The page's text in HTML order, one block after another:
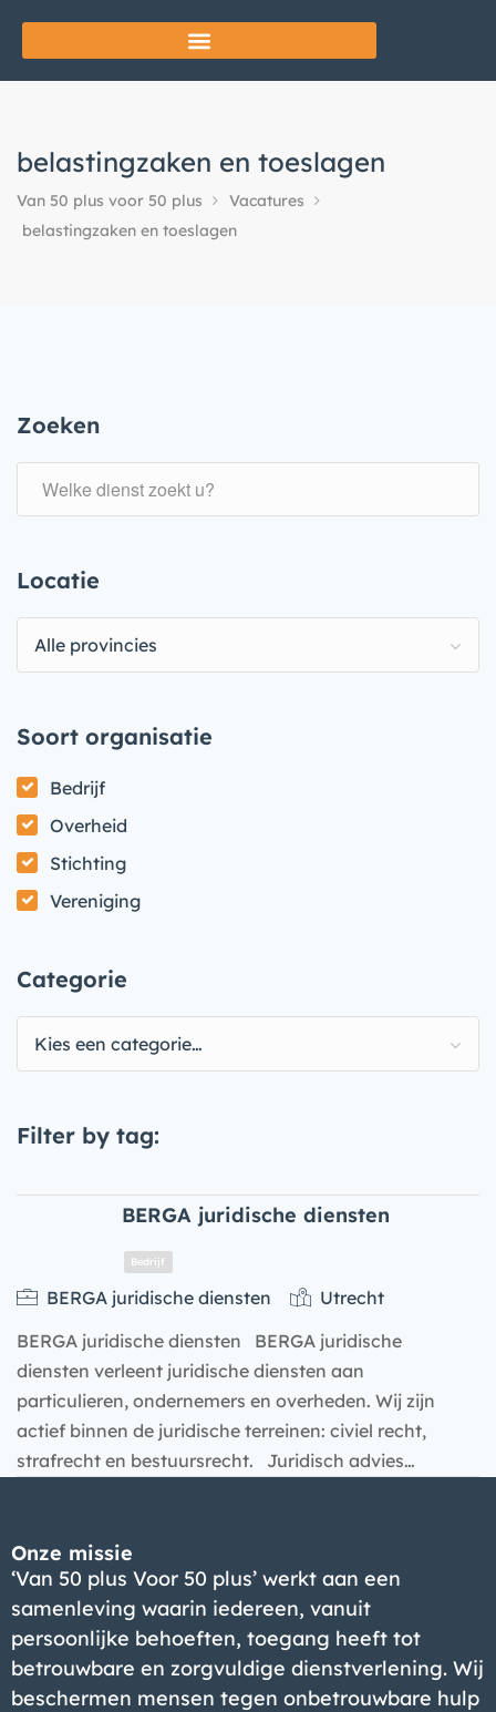
belastingzaken en toeslagen
Van 50 plus voor 50 plus
Vacatures
belastingzaken en toeslagen
Zoeken
Locatie
Alle provincies
Soort organisatie
Bedrijf
Overheid
Stichting
Vereniging
Categorie
Kies een categorie…
Filter by tag:
BERGA juridische diensten
BERGA juridische diensten
Utrecht
BERGA juridische diensten BERGA juridische
diensten verleent juridische diensten aan
particulieren, ondernemers en overheden. Wij zijn
actief binnen de juridische terreinen: civiel recht,
strafrecht en bestuursrecht. Juridisch advies…
Onze missie
‘Van 50 plus Voor 50 plus’ werkt aan een
samenleving waarin iedereen, vanuit
persoonlijke behoeften, toegang heeft tot
betrouwbare en zorgvuldige dienstverlening. Wij
beschermen mensen tegen onbetrouwbare hulp